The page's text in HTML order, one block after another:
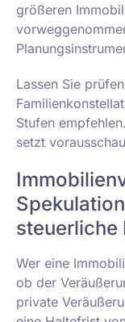
größeren
Lassen Sie
Stufen
setzt
steuerliche
Wer eine
ob der
private